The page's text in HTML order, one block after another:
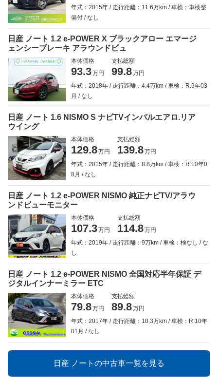
年式：2015年
走行距離：11.6万km
車検：車検整
備付
なし
日産 ノート 1.2 e-POWER X ブラックアロー エマージ
ェンシーブレーキ アラウンドビュ
本体価格
93.3万円
支払総額
99.8万円
年式：2018年
走行距離：4.4万km
車検：R.9年03
月
なし
日産 ノート 1.6 NISMO S ナビTVインパルエアロ.リア
ウイング
本体価格
129.8万円
支払総額
139.8万円
年式：2015年
走行距離：8.8万km
車検：R.10年0
8月
なし
日産 ノート 1.2 e-POWER NISMO 純正ナビTV/アラウ
ンドビューモニター
本体価格
107.3万円
支払総額
114.8万円
年式：2019年
走行距離：9万km 車検：検なし
な
し
日産 ノート 1.2 e-POWER NISMO 全国対応半年保証 デ
ジタルインナーミラー ETC
本体価格
79.8万円
支払総額
89.8万円
年式：2017年
走行距離：10.3万km
車検：R.10年
01月
なし
日産 ノートの中古車一覧を見る